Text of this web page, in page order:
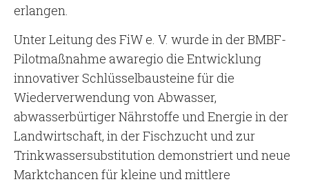
erlangen.
Unter Leitung des FiW e. V. wurde in der BMBF-
Pilotmaßnahme awaregio die Entwicklung
innovativer Schlüsselbausteine für die
Wiederverwendung von Abwasser,
abwasserbürtiger Nährstoffe und Energie in der
Landwirtschaft, in der Fischzucht und zur
Trinkwassersubstitution demonstriert und neue
Marktchancen für kleine und mittlere